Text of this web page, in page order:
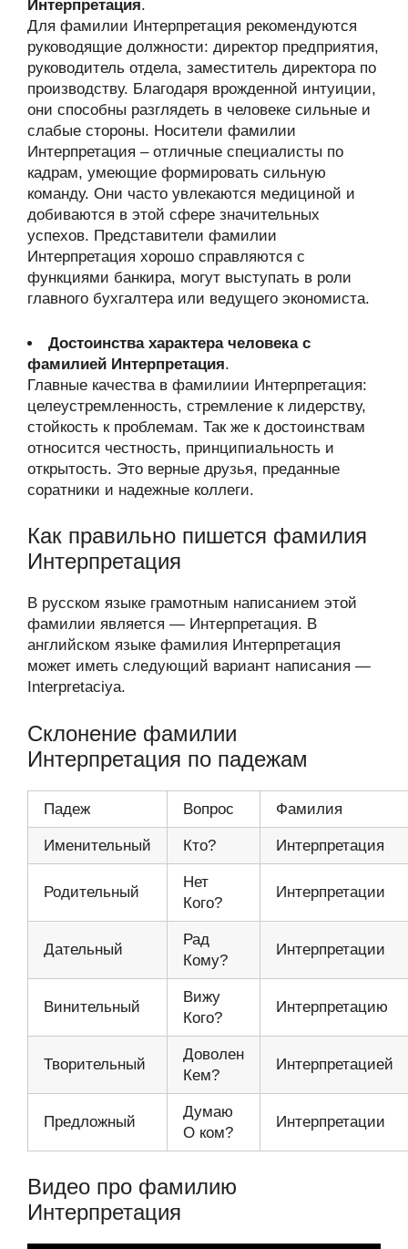
Интерпретация.
Для фамилии Интерпретация рекомендуются
руководящие должности: директор предприятия,
руководитель отдела, заместитель директора по
производству. Благодаря врожденной интуиции,
они способны разглядеть в человеке сильные и
слабые стороны. Носители фамилии
Интерпретация – отличные специалисты по
кадрам, умеющие формировать сильную
команду. Они часто увлекаются медициной и
добиваются в этой сфере значительных
успехов. Представители фамилии
Интерпретация хорошо справляются с
функциями банкира, могут выступать в роли
главного бухгалтера или ведущего экономиста.
Достоинства характера человека с
фамилией Интерпретация.
Главные качества в фамилиии Интерпретация:
целеустремленность, стремление к лидерству,
стойкость к проблемам. Так же к достоинствам
относится честность, принципиальность и
открытость. Это верные друзья, преданные
соратники и надежные коллеги.
Как правильно пишется фамилия
Интерпретация
В русском языке грамотным написанием этой
фамилии является — Интерпретация. В
английском языке фамилия Интерпретация
может иметь следующий вариант написания —
Interpretaciya.
Склонение фамилии
Интерпретация по падежам
Падеж Вопрос Фамилия
Именительный Кто? Интерпретация
Родительный
Нет
Кого?
Интерпретации
Дательный
Рад
Кому?
Интерпретации
Винительный
Вижу
Кого?
Интерпретацию
Творительный
Доволен
Кем?
Интерпретацией
Предложный
Думаю
О ком?
Интерпретации
Видео про фамилию
Интерпретация